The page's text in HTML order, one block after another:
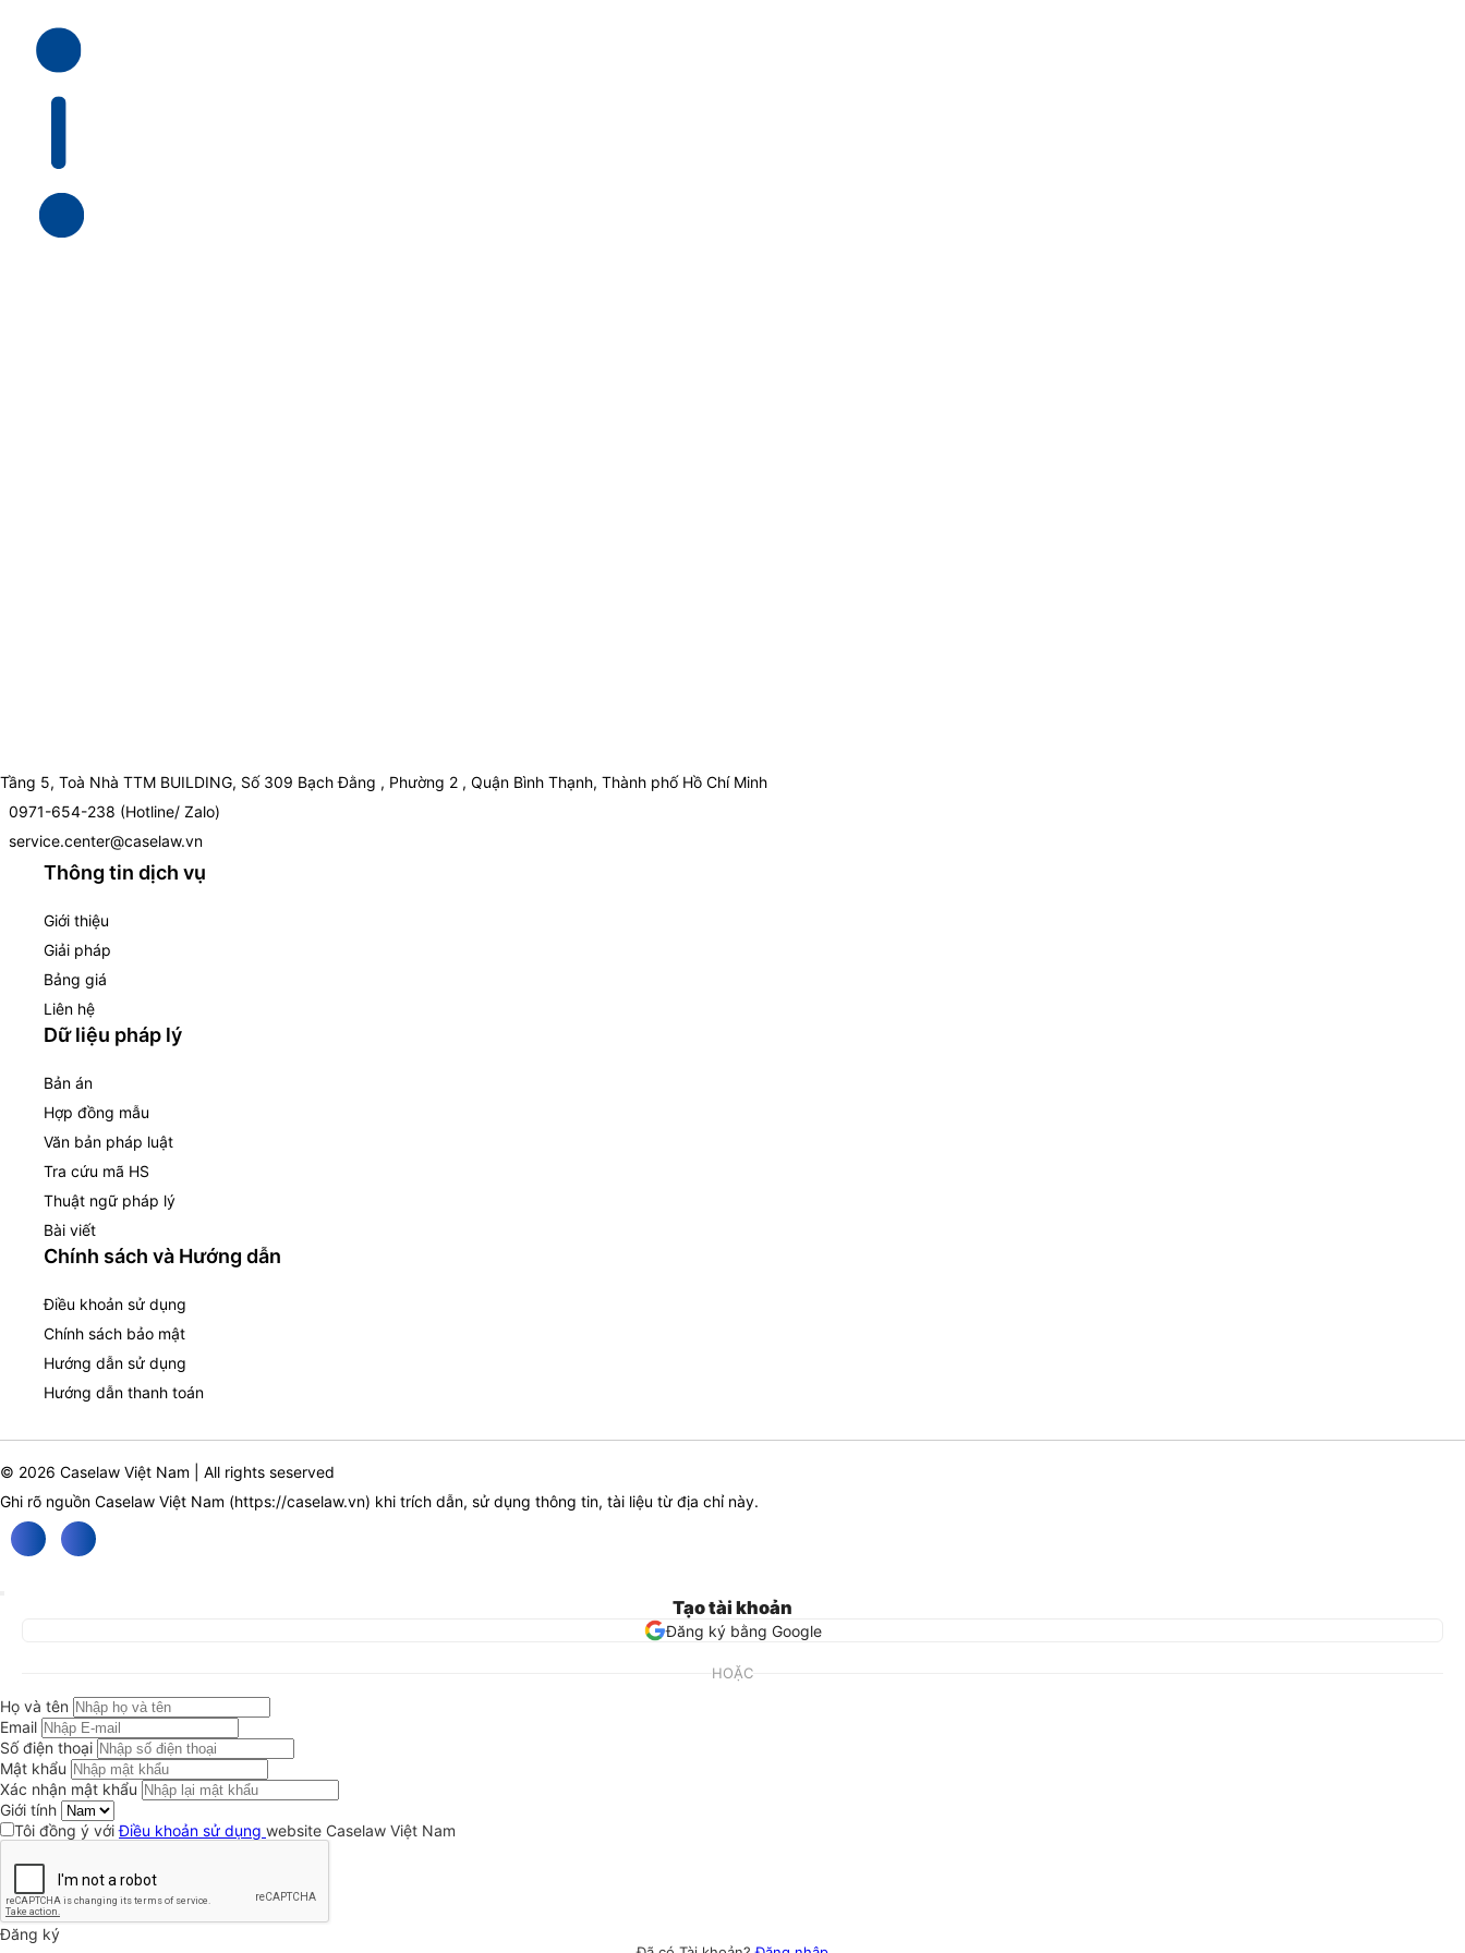
Tầng 5, Toà Nhà TTM BUILDING, Số 309 Bạch Đằng , Phường 2 , Quận Bình Thạnh, Thành phố Hồ Chí Minh
0971-654-238 (Hotline/ Zalo)
service.center@caselaw.vn
Thông tin dịch vụ
Giới thiệu
Giải pháp
Bảng giá
Liên hệ
Dữ liệu pháp lý
Bản án
Hợp đồng mẫu
Văn bản pháp luật
Tra cứu mã HS
Thuật ngữ pháp lý
Bài viết
Chính sách và Hướng dẫn
Điều khoản sử dụng
Chính sách bảo mật
Hướng dẫn sử dụng
Hướng dẫn thanh toán
© 2026 Caselaw Việt Nam | All rights seserved
Ghi rõ nguồn Caselaw Việt Nam (https://caselaw.vn) khi trích dẫn, sử dụng thông tin, tài liệu từ địa chỉ này.
Tạo tài khoản
Đăng ký bằng Google
HOẶC
Họ và tên
Email
Số điện thoại
Mật khẩu
Xác nhận mật khẩu
Giới tính
Tôi đồng ý vớiĐiều khoản sử dụng website Caselaw Việt Nam
Đăng ký